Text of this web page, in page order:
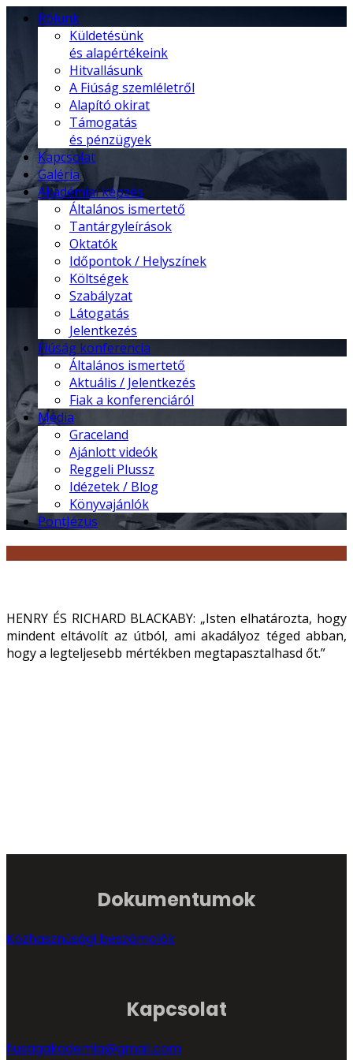
Rólunk
Küldetésünk
és alapértékeink
Hitvallásunk
A Fiúság szemléletről
Alapító okirat
Támogatás
és pénzügyek
Kapcsolat
Galéria
Akadémiai képzés
Általános ismertető
Tantárgyleírások
Oktatók
Időpontok / Helyszínek
Költségek
Szabályzat
Látogatás
Jelentkezés
Fiúság konferencia
Általános ismertető
Aktuális / Jelentkezés
Fiak a konferenciáról
Média
Graceland
Ajánlott videók
Reggeli Plussz
Idézetek / Blog
Könyvajánlók
PontJézus
HENRY ÉS RICHARD BLACKABY: „Isten elhatározta, hogy
mindent eltávolít az útból, ami akadályoz téged abban,
hogy a legteljesebb mértékben megtapasztalhasd őt.”
Dokumentumok
Közhasznúsági beszámolók
Kapcsolat
fiusagakademia@gmail.com